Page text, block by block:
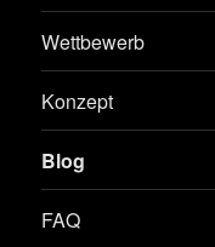
Wettbewerb
Konzept
Blog
FAQ